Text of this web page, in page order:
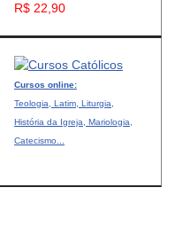
R$ 22,90
Cursos online:
Teologia, Latim, Liturgia,
História da Igreja, Mariologia,
Catecismo...